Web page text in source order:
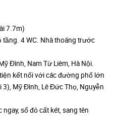
7.7m)
tầng. 4 WC. Nhà thoáng trước
Đình, Nam Từ Liêm, Hà Nội.
kết nối với các đường phố lớn
Mỹ Đình, Lê Đức Thọ, Nguyễn
sổ đỏ cất két, sang tên